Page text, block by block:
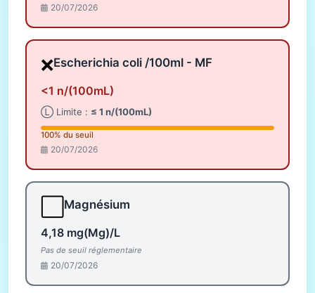
20/07/2026
❌Escherichia coli /100ml - MF
<1 n/(100mL)
Ⓛ Limite : ≤ 1 n/(100mL)
100% du seuil
20/07/2026
Magnésium
4,18 mg(Mg)/L
Pas de seuil réglementaire
20/07/2026